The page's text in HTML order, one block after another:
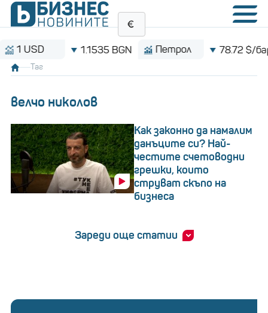
1.1535 BGN Петрол 78.72 $/барел
Таг
велчо николов
Как законно да намалим
данъците си? Най-
честите счетоводни
грешки, които
струват скъпо на
бизнеса
Зареди още статии